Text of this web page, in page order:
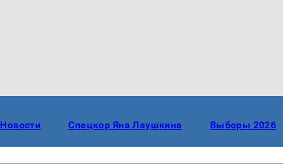
Новости Спецкор Яна Лаушкина Выборы 2026